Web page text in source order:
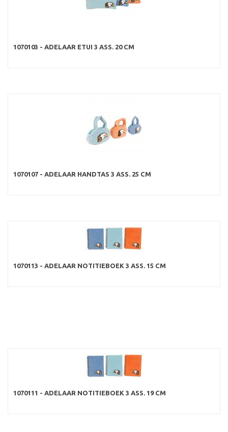
1070103 - ADELAAR ETUI 3 ASS. 20 CM
1070107 - ADELAAR HANDTAS 3 ASS. 25 CM
1070113 - ADELAAR NOTITIEBOEK 3 ASS. 15 CM
1070111 - ADELAAR NOTITIEBOEK 3 ASS. 19 CM